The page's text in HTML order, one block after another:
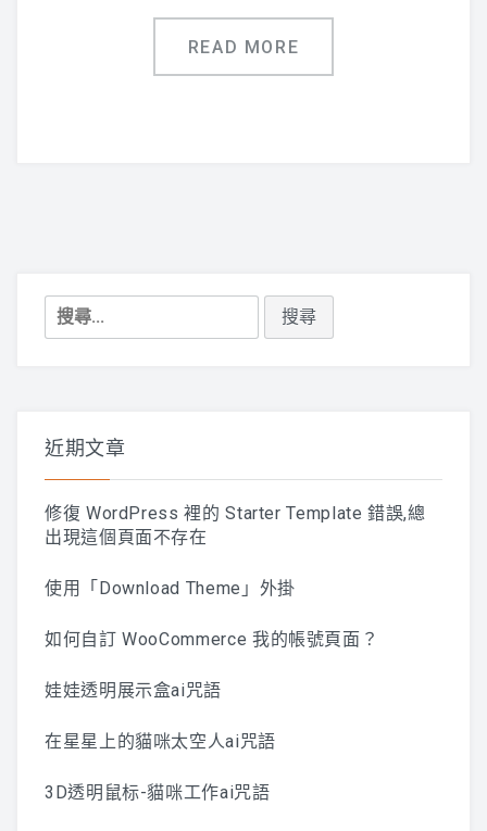
READ MORE
搜
尋
近期文章
修復 WordPress 裡的 Starter Template 錯誤,總
出現這個頁面不存在
使用「Download Theme」外掛
如何自訂 WooCommerce 我的帳號頁面？
娃娃透明展示盒ai咒語
在星星上的貓咪太空人ai咒語
3D透明鼠标-貓咪工作ai咒語